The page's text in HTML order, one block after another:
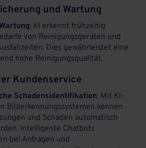
und Wartung
: KI erkennt frühzeitig
von Reinigungsgeräten und
Dies gewährleistet eine
hohe Reinigungsqualität.
Kundenservice
Schadensidentifikation: Mit KI-
Bilderkennungssystemen können
und Schäden automatisch
Intelligente Chatbots
bei Anfragen und